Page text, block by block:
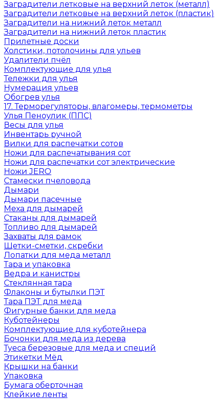
Заградители летковые на верхний леток (металл)
Заградители летковые на верхний леток (пластик)
Заградители на нижний леток металл
Заградители на нижний леток пластик
Прилетные доски
Холстики, потолочины для ульев
Удалители пчёл
Комплектующие для улья
Тележки для улья
Нумерация ульев
Обогрев улья
17. Терморегуляторы, влагомеры, термометры
Улья Пеноулик (ППС)
Весы для улья
Инвентарь ручной
Вилки для распечатки сотов
Ножи для распечатывания сот
Ножи для распечатки сот электрические
Ножи JERO
Стамески пчеловода
Дымари
Дымари пасечные
Меха для дымарей
Стаканы для дымарей
Топливо для дымарей
Захваты для рамок
Щетки-сметки, скребки
Лопатки для меда металл
Тара и упаковка
Ведра и канистры
Стеклянная тара
Флаконы и бутылки ПЭТ
Тара ПЭТ для меда
Фигурные банки для меда
Куботейнеры
Комплектующие для куботейнера
Бочонки для меда из дерева
Туеса березовые для меда и специй
Этикетки Мёд
Крышки на банки
Упаковка
Бумага оберточная
Клейкие ленты